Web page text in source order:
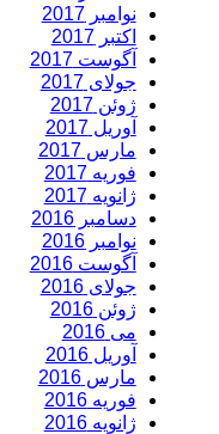
نوامبر 2017
اکتبر 2017
آگوست 2017
جولای 2017
ژوئن 2017
آوریل 2017
مارس 2017
فوریه 2017
ژانویه 2017
دسامبر 2016
نوامبر 2016
آگوست 2016
جولای 2016
ژوئن 2016
می 2016
آوریل 2016
مارس 2016
فوریه 2016
ژانویه 2016